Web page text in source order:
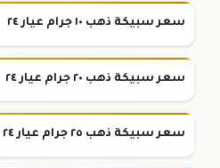
سعر سبيكة ذهب ١٠ جرام عيار ٢٤
سعر سبيكة ذهب ٢٠ جرام عيار ٢٤
سعر سبيكة ذهب ٢٥ جرام عيار ٢٤